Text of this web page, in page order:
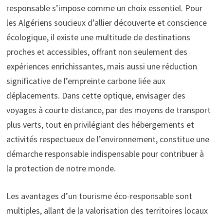
responsable s’impose comme un choix essentiel. Pour
les Algériens soucieux d’allier découverte et conscience
écologique, il existe une multitude de destinations
proches et accessibles, offrant non seulement des
expériences enrichissantes, mais aussi une réduction
significative de l’empreinte carbone liée aux
déplacements. Dans cette optique, envisager des
voyages à courte distance, par des moyens de transport
plus verts, tout en privilégiant des hébergements et
activités respectueux de l’environnement, constitue une
démarche responsable indispensable pour contribuer à
la protection de notre monde.
Les avantages d’un tourisme éco-responsable sont
multiples, allant de la valorisation des territoires locaux